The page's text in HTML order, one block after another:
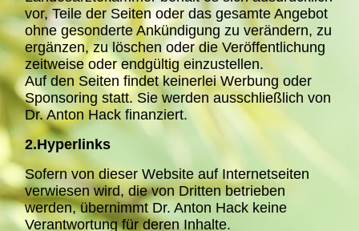
vor, Teile der Seiten oder das gesamte Angebot
ohne gesonderte Ankündigung zu verändern, zu
ergänzen, zu löschen oder die Veröffentlichung
zeitweise oder endgültig einzustellen.
Auf den Seiten findet keinerlei Werbung oder
Sponsoring statt. Sie werden ausschließlich von
Dr. Anton Hack finanziert.
2.Hyperlinks
Sofern von dieser Website auf Internetseiten
verwiesen wird, die von Dritten betrieben
werden, übernimmt Dr. Anton Hack keine
Verantwortung für deren Inhalte.